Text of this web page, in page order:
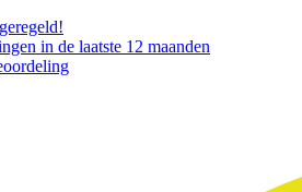
in de laatste 12 maanden